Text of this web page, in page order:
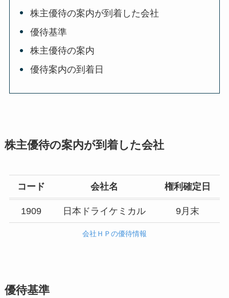
株主優待の案内が到着した会社
優待基準
株主優待の案内
優待案内の到着日
株主優待の案内が到着した会社
コード 会社名 権利確定日
1909 日本ドライケミカル 9月末
会社ＨＰの優待情報
優待基準